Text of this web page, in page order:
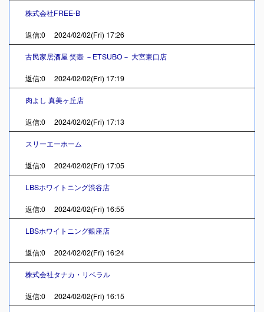
株式会社FREE-B
返信:0 2024/02/02(Fri) 17:26
古民家居酒屋 笑壺 －ETSUBO－ 大宮東口店
返信:0 2024/02/02(Fri) 17:19
肉よし 真美ヶ丘店
返信:0 2024/02/02(Fri) 17:13
スリーエーホーム
返信:0 2024/02/02(Fri) 17:05
LBSホワイトニング渋谷店
返信:0 2024/02/02(Fri) 16:55
LBSホワイトニング銀座店
返信:0 2024/02/02(Fri) 16:24
株式会社タナカ・リベラル
返信:0 2024/02/02(Fri) 16:15